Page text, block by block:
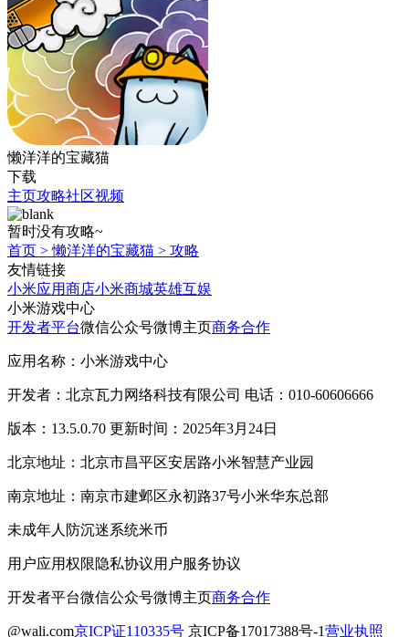
懒洋洋的宝藏猫
下载
主页攻略社区视频
暂时没有攻略~
首页 >懒洋洋的宝藏猫 > 攻略
友情链接
小米应用商店小米商城英雄互娱
小米游戏中心
开发者平台微信公众号微博主页商务合作
应用名称：小米游戏中心
开发者：北京瓦力网络科技有限公司 电话：010-60606666
版本：13.5.0.70 更新时间：2025年3月24日
北京地址：北京市昌平区安居路小米智慧产业园
南京地址：南京市建邺区永初路37号小米华东总部
未成年人防沉迷系统米币
用户应用权限隐私协议用户服务协议
开发者平台微信公众号微博主页商务合作
@wali.com京ICP证110335号 京ICP备17017388号-1营业执照